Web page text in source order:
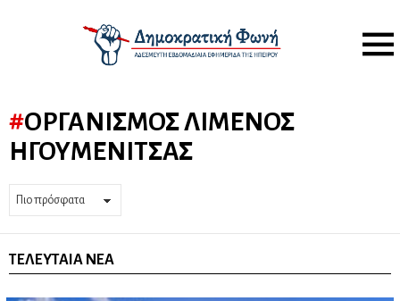
Menu
ΟΡΓΑΝΙΣΜΌΣ ΛΙΜΈΝΟΣ
ΗΓΟΥΜΕΝΊΤΣΑΣ
ΤΕΛΕΥΤΑΊΑ ΝΈΑ